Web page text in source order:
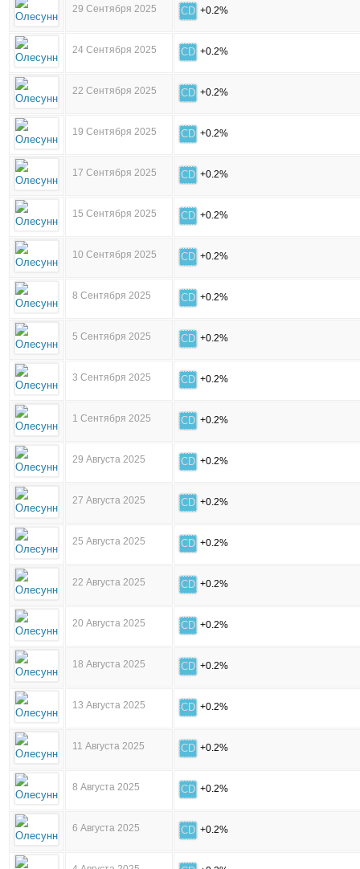
29 Сентября 2025 CD +0.2%
24 Сентября 2025 CD +0.2%
22 Сентября 2025 CD +0.2%
19 Сентября 2025 CD +0.2%
17 Сентября 2025 CD +0.2%
15 Сентября 2025 CD +0.2%
10 Сентября 2025 CD +0.2%
8 Сентября 2025 CD +0.2%
5 Сентября 2025 CD +0.2%
3 Сентября 2025 CD +0.2%
1 Сентября 2025 CD +0.2%
29 Августа 2025 CD +0.2%
27 Августа 2025 CD +0.2%
25 Августа 2025 CD +0.2%
22 Августа 2025 CD +0.2%
20 Августа 2025 CD +0.2%
18 Августа 2025 CD +0.2%
13 Августа 2025 CD +0.2%
11 Августа 2025 CD +0.2%
8 Августа 2025 CD +0.2%
6 Августа 2025 CD +0.2%